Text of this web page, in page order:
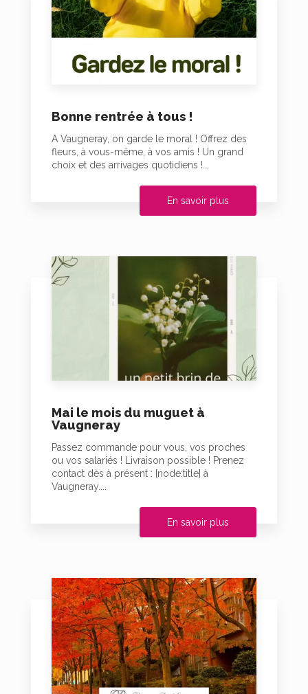
Bonne rentrée à tous !
A Vaugneray, on garde le moral ! Offrez des
fleurs, à vous-même, à vos amis ! Un grand
choix et des arrivages quotidiens !...
En savoir plus
Mai le mois du muguet à
Vaugneray
Passez commande pour vous, vos proches
ou vos salariés ! Livraison possible ! Prenez
contact dès à présent : [node:title] à
Vaugneray....
En savoir plus